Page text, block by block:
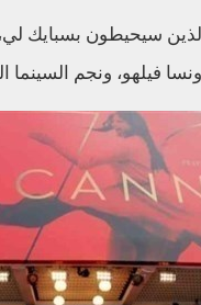
سيحيطون بسبايك لي،
فيلهو، ونجم السينما